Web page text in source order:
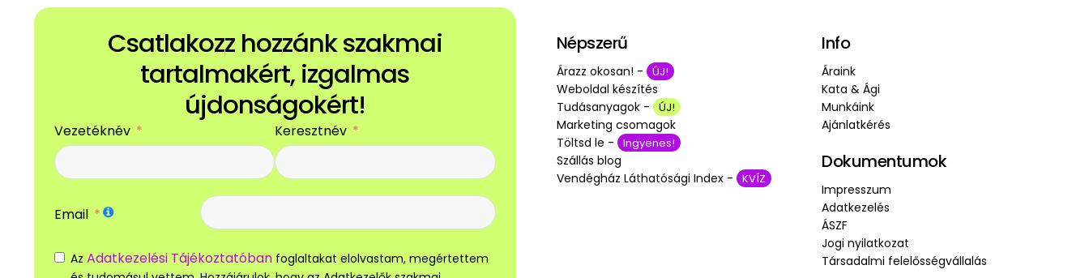
Csatlakozz hozzánk szakmai
tartalmakért, izgalmas
újdonságokért!
Vezetéknév Keresztnév
Email
Az Adatkezelési Tájékoztatóban foglaltakat elolvastam, megértettem
Népszerű
Árazz okosan! - ÚJ!
Weboldal készítés
Tudásanyagok -
ÚJ!
Marketing csomagok
Töltsd le -
Ingyenes!
Szállás blog
Vendégház Láthatósági Index -
KVÍZ
Info
Áraink
Kata & Ági
Munkáink
Ajánlatkérés
Dokumentumok
Impresszum
Adatkezelés
ÁSZF
Jogi nyilatkozat
Társadalmi felelősségvállalás